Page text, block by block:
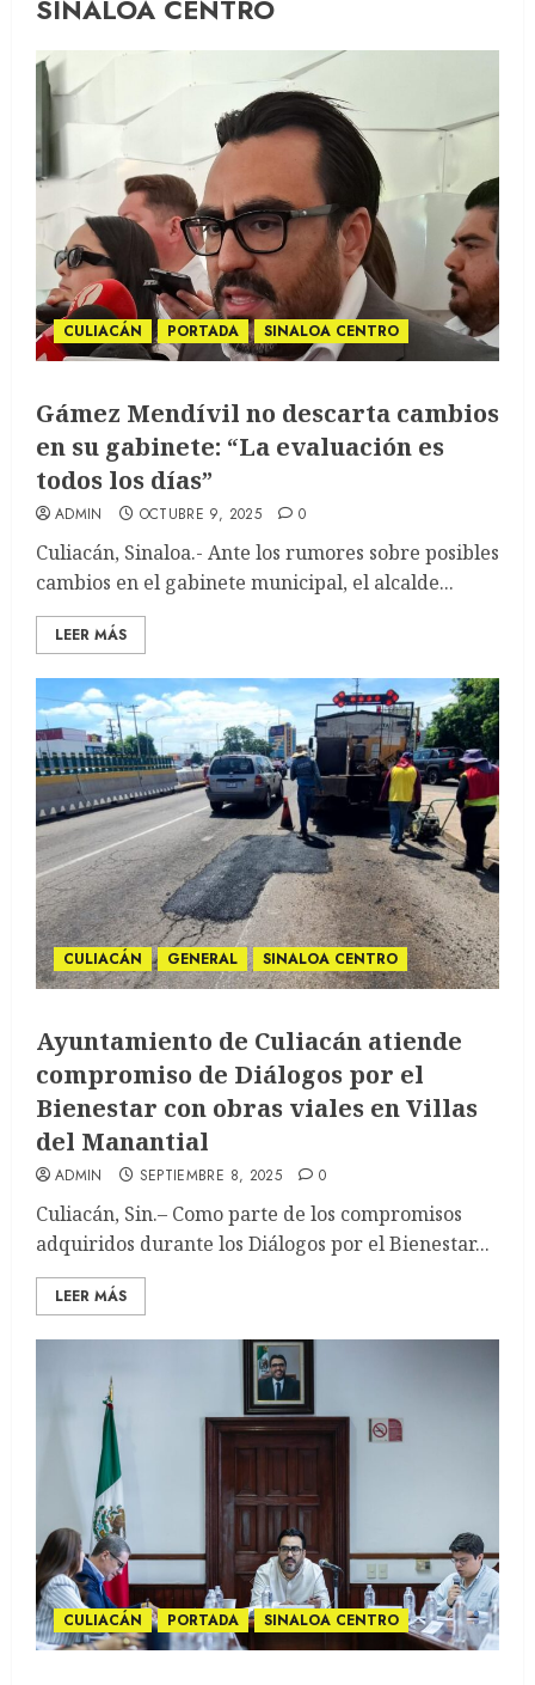
SINALOA CENTRO
CULIACÁN PORTADA SINALOA CENTRO
Gámez Mendívil no descarta cambios
en su gabinete: “La evaluación es
todos los días”
ADMIN OCTUBRE 9, 2025 0
Culiacán, Sinaloa.- Ante los rumores sobre posibles
cambios en el gabinete municipal, el alcalde...
LEER MÁS
CULIACÁN GENERAL SINALOA CENTRO
Ayuntamiento de Culiacán atiende
compromiso de Diálogos por el
Bienestar con obras viales en Villas
del Manantial
ADMIN SEPTIEMBRE 8, 2025 0
Culiacán, Sin.– Como parte de los compromisos
adquiridos durante los Diálogos por el Bienestar...
LEER MÁS
CULIACÁN PORTADA SINALOA CENTRO